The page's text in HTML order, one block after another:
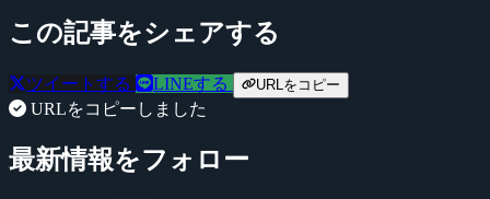
この記事をシェアする
ツイートする LINEする URLをコピー
URLをコピーしました
最新情報をフォロー